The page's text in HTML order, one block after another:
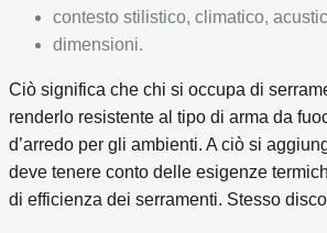
contesto stilistico, climatico,
dimensioni.
Ciò significa che chi si occupa di
renderlo resistente al tipo di arma da
d’arredo per gli ambienti. A ciò si
deve tenere conto delle esigenze
di efficienza dei serramenti. Stesso